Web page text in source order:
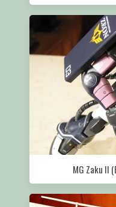
MG Zaku II